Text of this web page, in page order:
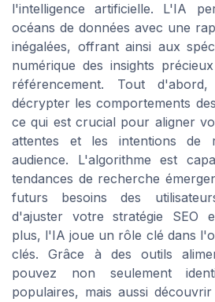
l'intelligence artificielle. L'IA
océans de données avec une
inégalées, offrant ainsi aux
numérique des insights
référencement. Tout
décrypter les comportements
ce qui est crucial pour aligner
attentes et les intentions de
audience. L'algorithme est
tendances de recherche
futurs besoins des
d'ajuster votre stratégie SEO
plus, l'IA joue un rôle clé dans
clés. Grâce à des outils
pouvez non seulement
populaires, mais aussi